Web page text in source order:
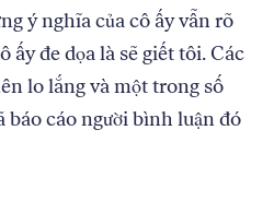
ý nghĩa của cô ấy vẫn rõ
ấy đe dọa là sẽ giết tôi. Các
lo lắng và một trong số
báo cáo người bình luận đó